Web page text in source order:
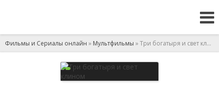
Фильмы и Сериалы онлайн » Мультфильмы » Три богатыря и свет клином